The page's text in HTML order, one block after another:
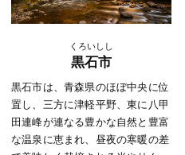
くろいしし
黒石市
黒石市は、青森県のほぼ中央に位
置し、三方に津軽平野、東に八甲
田連峰が連なる豊かな自然と豊富
な温泉に恵まれ、昼夜の寒暖の差